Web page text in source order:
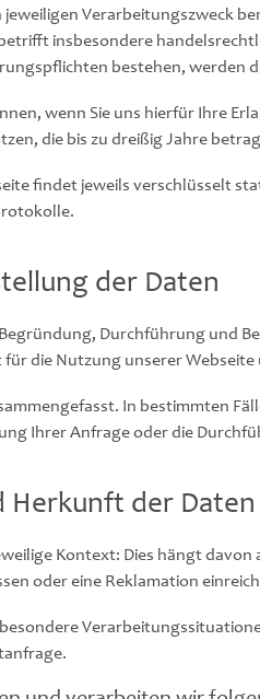
Verarbeitungszweck
insbesondere
bestehen, werden
wenn Sie uns hierfür Ihre
die bis zu dreißig Jahre
findet jeweils verschlüsselt
der Daten
Durchführung und
die Nutzung unserer
In bestimmten
Ihrer Anfrage oder die
Herkunft der Daten
Kontext: Dies hängt
oder eine Reklamation